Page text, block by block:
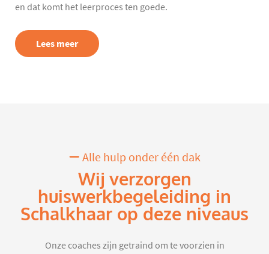
en dat komt het leerproces ten goede.
Lees meer
Alle hulp onder één dak
Wij verzorgen
huiswerkbegeleiding in
Schalkhaar op deze niveaus
Onze coaches zijn getraind om te voorzien in